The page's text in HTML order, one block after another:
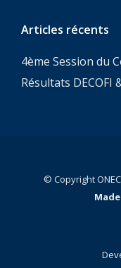
Articles récents
4ème Session du
Résultats DECOFI
© Copyright